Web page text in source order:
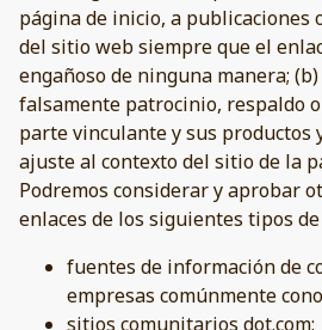
página de inicio, a publicaciones
del sitio web siempre que el
engañoso de ninguna manera;
falsamente patrocinio, respaldo
parte vinculante y sus productos
ajuste al contexto del sitio de la
Podremos considerar y aprobar
enlaces de los siguientes tipos
fuentes de información de
empresas comúnmente
sitios comunitarios dot.com;